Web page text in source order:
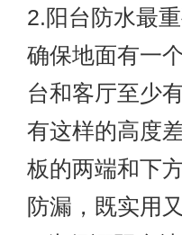
2.阳台防水最
确保地面有一
台和客厅至少
有这样的高度
板的两端和下
防漏，既实用